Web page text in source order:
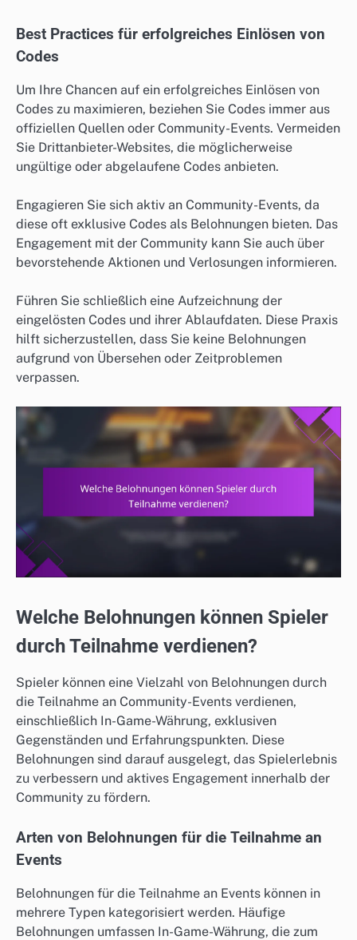
Best Practices für erfolgreiches Einlösen von
Codes
Um Ihre Chancen auf ein erfolgreiches Einlösen von
Codes zu maximieren, beziehen Sie Codes immer aus
offiziellen Quellen oder Community-Events. Vermeiden
Sie Drittanbieter-Websites, die möglicherweise
ungültige oder abgelaufene Codes anbieten.
Engagieren Sie sich aktiv an Community-Events, da
diese oft exklusive Codes als Belohnungen bieten. Das
Engagement mit der Community kann Sie auch über
bevorstehende Aktionen und Verlosungen informieren.
Führen Sie schließlich eine Aufzeichnung der
eingelösten Codes und ihrer Ablaufdaten. Diese Praxis
hilft sicherzustellen, dass Sie keine Belohnungen
aufgrund von Übersehen oder Zeitproblemen
verpassen.
Welche Belohnungen können Spieler
durch Teilnahme verdienen?
Spieler können eine Vielzahl von Belohnungen durch
die Teilnahme an Community-Events verdienen,
einschließlich In-Game-Währung, exklusiven
Gegenständen und Erfahrungspunkten. Diese
Belohnungen sind darauf ausgelegt, das Spielerlebnis
zu verbessern und aktives Engagement innerhalb der
Community zu fördern.
Arten von Belohnungen für die Teilnahme an
Events
Belohnungen für die Teilnahme an Events können in
mehrere Typen kategorisiert werden. Häufige
Belohnungen umfassen In-Game-Währung, die zum